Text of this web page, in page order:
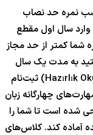
نمره حد نصاب
مستقیماً وارد سال اول مقطع
شما کمتر از حد مجاز
به مدت یک سال
تحصیلی (دو ترم) در مدرسه زبان دانشگاه (Hazırlık Okulu) ثبت‌نام
چهارگانه زبان
شده است تا شما را
آماده کند. کلاس‌های